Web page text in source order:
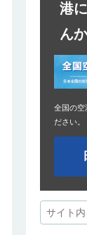
港
ん
全国の空
ださい。